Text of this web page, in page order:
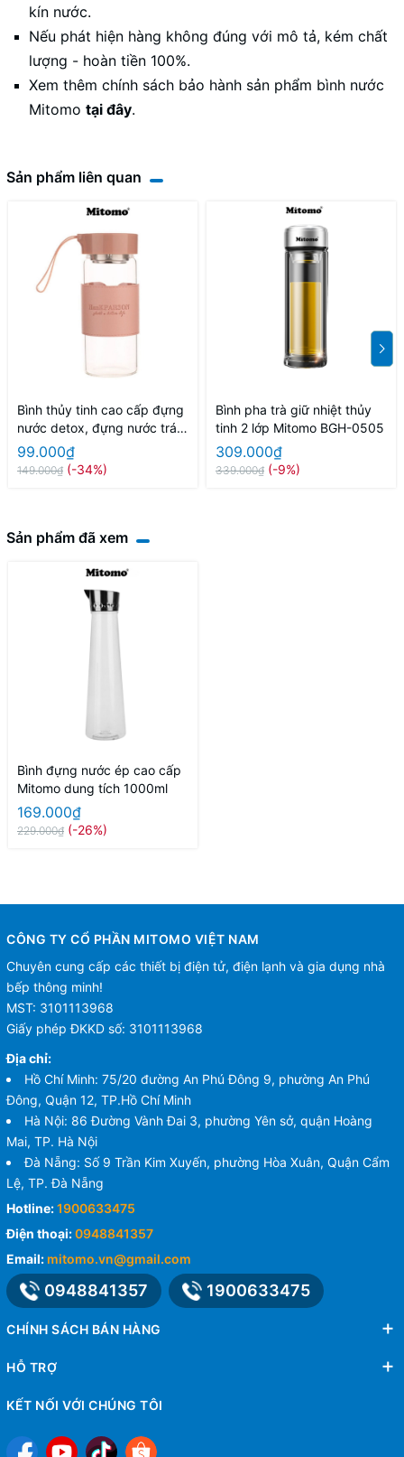
kín nước.
Nếu phát hiện hàng không đúng với mô tả, kém chất
lượng - hoàn tiền 100%.
Xem thêm chính sách bảo hành sản phẩm bình nước
Mitomo tại đây.
Sản phẩm liên quan
Bình thủy tinh cao cấp đựng
nước detox, đựng nước trái
cây HanKPARSON 500ml
99.000₫
149.000₫ (-34%)
Bình pha trà giữ nhiệt thủy
tinh 2 lớp Mitomo BGH-0505
309.000₫
339.000₫ (-9%)
Sản phẩm đã xem
Bình đựng nước ép cao cấp
Mitomo dung tích 1000ml
169.000₫
229.000₫ (-26%)
CÔNG TY CỔ PHẦN MITOMO VIỆT NAM
Chuyên cung cấp các thiết bị điện tử, điện lạnh và gia dụng nhà
bếp thông minh!
MST: 3101113968
Giấy phép ĐKKD số: 3101113968
Địa chỉ:
Hồ Chí Minh: 75/20 đường An Phú Đông 9, phường An Phú
Đông, Quận 12, TP.Hồ Chí Minh
Hà Nội: 86 Đường Vành Đai 3, phường Yên sở, quận Hoàng
Mai, TP. Hà Nội
Đà Nẵng: Số 9 Trần Kim Xuyến, phường Hòa Xuân, Quận Cẩm
Lệ, TP. Đà Nẵng
Hotline:1900633475
Điện thoại:0948841357
Email: mitomo.vn@gmail.com
0948841357 1900633475
CHÍNH SÁCH BÁN HÀNG
HỖ TRỢ
KẾT NỐI VỚI CHÚNG TÔI